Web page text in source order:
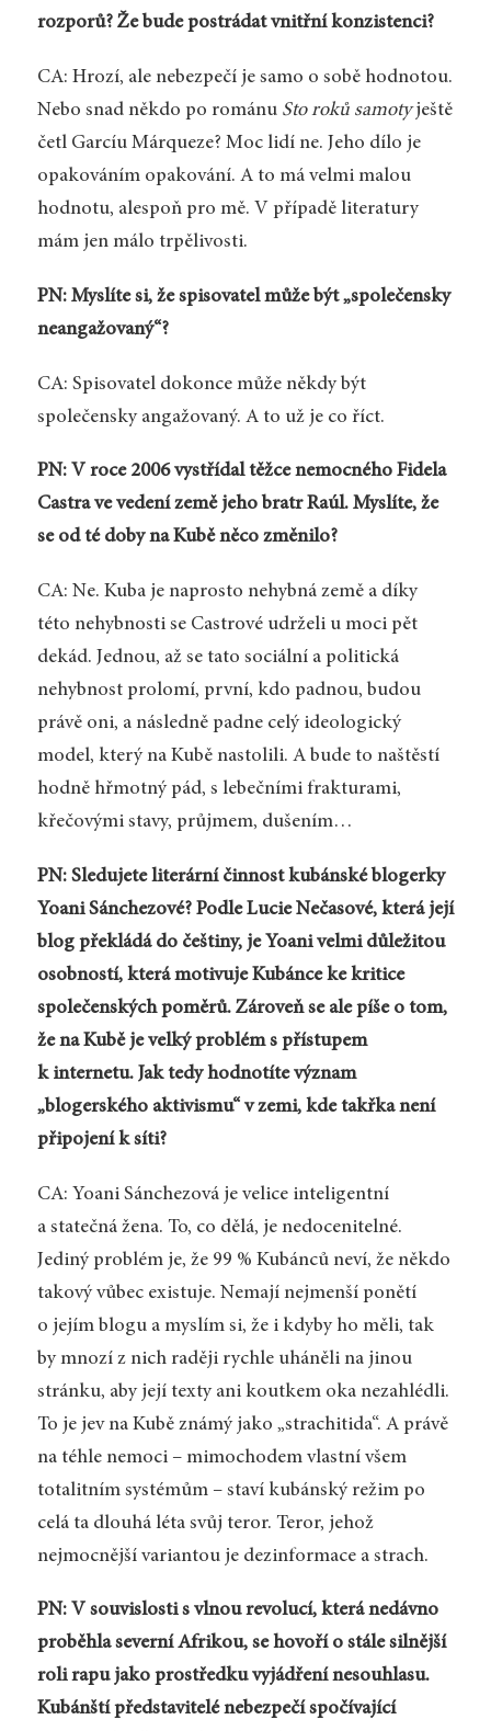
rozporů? Že bude postrádat vnitřní konzistenci?
CA: Hrozí, ale nebezpečí je samo o sobě hodnotou.
Nebo snad někdo po románu Sto roků samotyještě
četl Garcíu Márqueze? Moc lidí ne. Jeho dílo je
opakováním opakování. A to má velmi malou
hodnotu, alespoň pro mě. V případě literatury
mám jen málo trpělivosti.
PN: Myslíte si, že spisovatel může být „společensky
neangažovaný“?
CA: Spisovatel dokonce může někdy být
společensky angažovaný. A to už je co říct.
PN: V roce 2006 vystřídal těžce nemocného Fidela
Castra ve vedení země jeho bratr Raúl. Myslíte, že
se od té doby na Kubě něco změnilo?
CA: Ne. Kuba je naprosto nehybná země a díky
této nehybnosti se Castrové udrželi u moci pět
dekád. Jednou, až se tato sociální a politická
nehybnost prolomí, první, kdo padnou, budou
právě oni, a následně padne celý ideologický
model, který na Kubě nastolili. A bude to naštěstí
hodně hřmotný pád, s lebečními frakturami,
křečovými stavy, průjmem, dušením…
PN: Sledujete literární činnost kubánské blogerky
Yoani Sánchezové? Podle Lucie Nečasové, která její
blog překládá do češtiny, je Yoani velmi důležitou
osobností, která motivuje Kubánce ke kritice
společenských poměrů. Zároveň se ale píše o tom,
že na Kubě je velký problém s přístupem
k internetu. Jak tedy hodnotíte význam
„blogerského aktivismu“ v zemi, kde takřka není
připojení k síti?
CA: Yoani Sánchezová je velice inteligentní
a statečná žena. To, co dělá, je nedocenitelné.
Jediný problém je, že 99 % Kubánců neví, že někdo
takový vůbec existuje. Nemají nejmenší ponětí
o jejím blogu a myslím si, že i kdyby ho měli, tak
by mnozí z nich raději rychle uháněli na jinou
stránku, aby její texty ani koutkem oka nezahlédli.
To je jev na Kubě známý jako „strachitida“. A právě
na téhle nemoci – mimochodem vlastní všem
totalitním systémům – staví kubánský režim po
celá ta dlouhá léta svůj teror. Teror, jehož
nejmocnější variantou je dezinformace a strach.
PN: V souvislosti s vlnou revolucí, která nedávno
proběhla severní Afrikou, se hovoří o stále silnější
roli rapu jako prostředku vyjádření nesouhlasu.
Kubánští představitelé nebezpečí spočívající